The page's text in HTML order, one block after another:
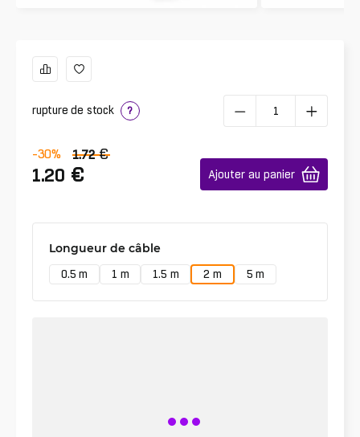
rupture de stock ?
-30% 1.72 €
1.20 € Ajouter au panier
Longueur de câble
0.5 m 1 m 1.5 m 2 m 5 m